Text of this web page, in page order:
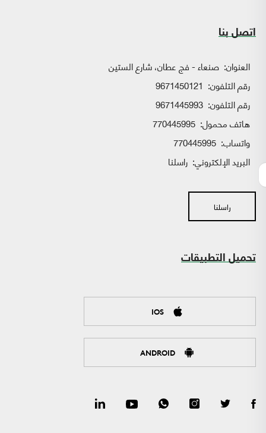
اتصل بنا
العنوان: صنعاء - فج عطان، شارع الستين
رقم التلفون: 9671450121
رقم التلفون: 9671445993
هاتف محمول: 770445995
واتساب:
البريد الإلكتروني: راسلنا
راسلنا
تحميل التطبيقات
IOS
ANDROID